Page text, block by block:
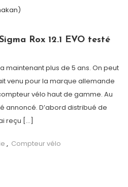
Rox 12.1 EVO testé
a maintenant plus de 5 ans. On peut
venu pour la marque allemande
vélo haut de gamme. Au
annoncé. D’abord distribué de
reçu […]
, Compteur vélo